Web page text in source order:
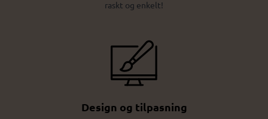
raskt og enkelt!
Design og tilpasning